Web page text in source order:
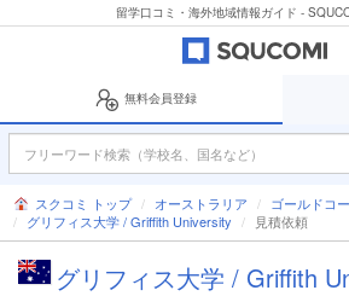
留学口コミ・海外地域情報ガイド -
無料会員登録
スクコミ トップ オーストラリア
ゴールドコ
グリフィス大学 / Griffith University
見積依頼
グリフィス大学 / Griffith